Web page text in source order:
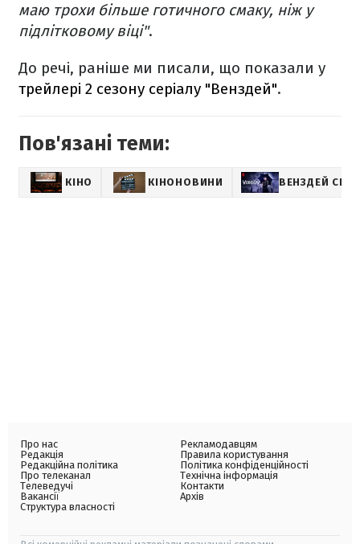
маю трохи більше готичного смаку, ніж у
підлітковому віці".
До речі, раніше ми писали, що показали у
трейлері 2 сезону серіалу "Венздей".
Пов'язані теми:
КІНО КІНОНОВИНИ ВЕНЗДЕЙ
Про нас
Редакція
Редакційна політика
Про телеканал
Телеведучі
Вакансії
Структура власності
Рекламодавцям
Правила користування
Політика конфіденційності
Технічна інформація
Контакти
Архів